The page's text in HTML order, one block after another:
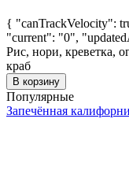
{ "canTrackVelocity":
"current": "0",
Рис, нори, креветка,
краб
В корзину
Популярные
Запечённая